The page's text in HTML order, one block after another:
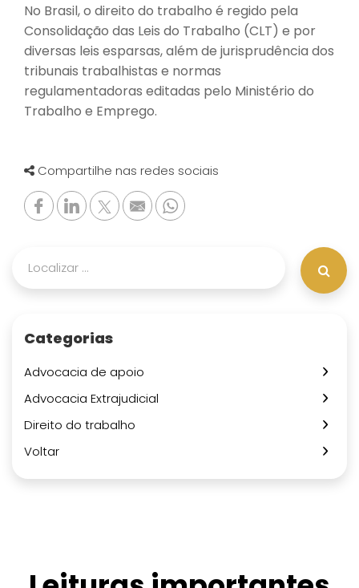
No Brasil, o direito do trabalho é regido pela
Consolidação das Leis do Trabalho (CLT) e por
diversas leis esparsas, além de jurisprudência dos
tribunais trabalhistas e normas
regulamentadoras editadas pelo Ministério do
Trabalho e Emprego.
Compartilhe nas redes sociais
Categorias
Advocacia de apoio
Advocacia Extrajudicial
Direito do trabalho
Voltar